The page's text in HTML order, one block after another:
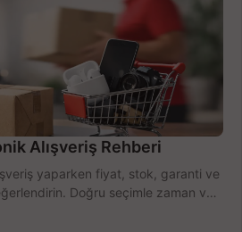
Alışveriş Rehberi
yaparken fiyat, stok, garanti ve
Doğru seçimle zaman ve